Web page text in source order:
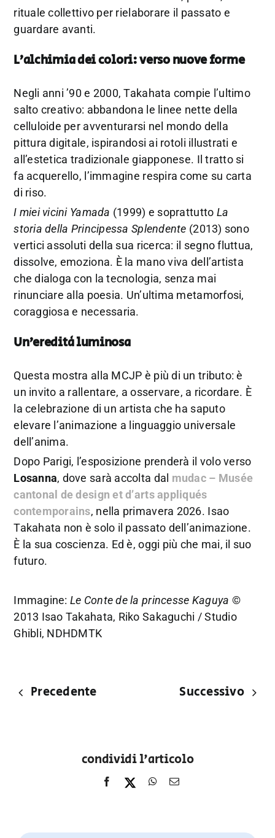
rituale collettivo per rielaborare il passato e
guardare avanti.
L’alchimia dei colori: verso nuove forme
Negli anni ’90 e 2000, Takahata compie l’ultimo
salto creativo: abbandona le linee nette della
celluloide per avventurarsi nel mondo della
pittura digitale, ispirandosi ai rotoli illustrati e
all’estetica tradizionale giapponese. Il tratto si
fa acquerello, l’immagine respira come su carta
di riso.
I miei vicini Yamada (1999) e soprattutto La
storia della Principessa Splendente (2013) sono
vertici assoluti della sua ricerca: il segno fluttua,
dissolve, emoziona. È la mano viva dell’artista
che dialoga con la tecnologia, senza mai
rinunciare alla poesia. Un’ultima metamorfosi,
coraggiosa e necessaria.
Un’eredità luminosa
Questa mostra alla MCJP è più di un tributo: è
un invito a rallentare, a osservare, a ricordare. È
la celebrazione di un artista che ha saputo
elevare l’animazione a linguaggio universale
dell’anima.
Dopo Parigi, l’esposizione prenderà il volo verso
Losanna, dove sarà accolta dal mudac – Musée
cantonal de design et d’arts appliqués
contemporains, nella primavera 2026. Isao
Takahata non è solo il passato dell’animazione.
È la sua coscienza. Ed è, oggi più che mai, il suo
futuro.
Immagine: Le Conte de la princesse Kaguya ©
2013 Isao Takahata, Riko Sakaguchi / Studio
Ghibli, NDHDMTK
Precedente Successivo
condividi l'articolo